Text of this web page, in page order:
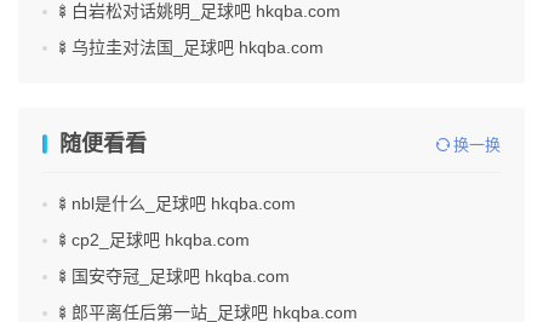
🍢白岩松对话姚明_足球吧 hkqba.com
🍢乌拉圭对法国_足球吧 hkqba.com
随便看看 换一换
🍢nbl是什么_足球吧 hkqba.com
🍢cp2_足球吧 hkqba.com
🍢国安夺冠_足球吧 hkqba.com
🍢郎平离任后第一站_足球吧 hkqba.com